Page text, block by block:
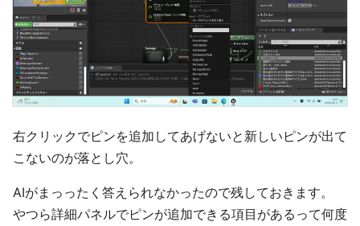
右クリックでピンを追加してあげないと新しいピンが出て
こないのが落とし穴。
AIがまっったく答えられなかったので残しておきます。
やつら詳細パネルでピンが追加できる項目があるって何度